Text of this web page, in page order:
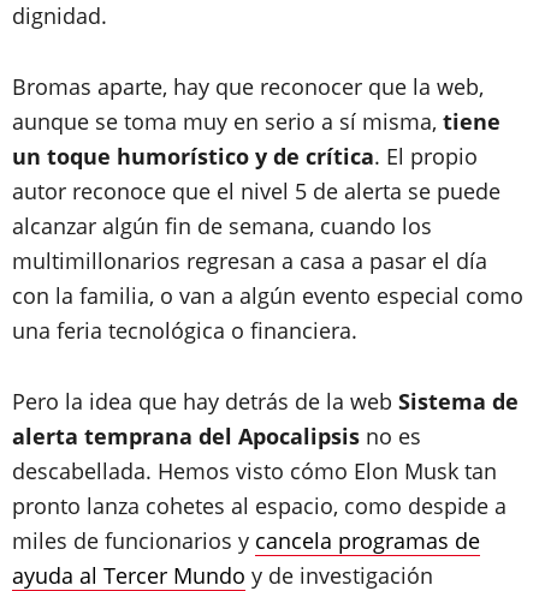
dignidad.
Bromas aparte, hay que reconocer que la web,
aunque se toma muy en serio a sí misma, tiene
un toque humorístico y de crítica. El propio
autor reconoce que el nivel 5 de alerta se puede
alcanzar algún fin de semana, cuando los
multimillonarios regresan a casa a pasar el día
con la familia, o van a algún evento especial como
una feria tecnológica o financiera.
Pero la idea que hay detrás de la web Sistema de
alerta temprana del Apocalipsis no es
descabellada. Hemos visto cómo Elon Musk tan
pronto lanza cohetes al espacio, como despide a
miles de funcionarios y cancela programas de
ayuda al Tercer Mundo y de investigación